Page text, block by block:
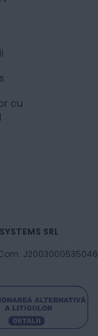
00Lei
cu
SRL
J2003000535046